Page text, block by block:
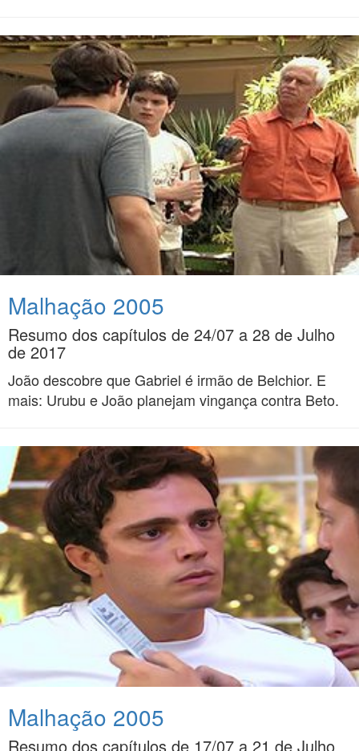
Malhação 2005
Resumo dos capítulos de 24/07 a 28 de Julho
de 2017
João descobre que Gabriel é irmão de Belchior. E
mais: Urubu e João planejam vingança contra Beto.
Malhação 2005
Resumo dos capítulos de 17/07 a 21 de Julho